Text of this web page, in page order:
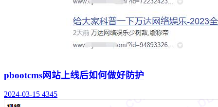
pbootcms网站上线后如何做好防护
2024-03-15 4345